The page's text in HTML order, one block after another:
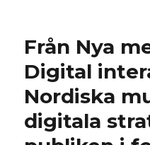
fokus
del
2/3
Från Nya
Digital
Nordiska
digitala